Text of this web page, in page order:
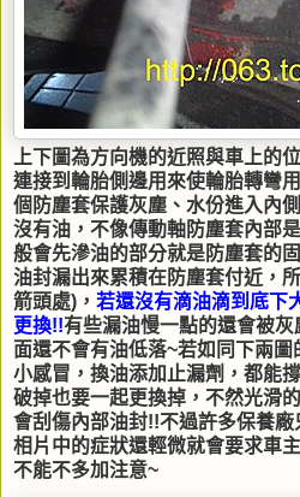
上下圖為方向機的近照與車上的
連接到輪胎側邊用來使輪胎轉彎
個防塵套保護灰塵、水份進入內
沒有油，不像傳動軸防塵套內部
般會先滲油的部分就是防塵套的
油封漏出來累積在防塵套付近，
箭頭處)， 若還沒有滴油滴到底下
更換!!有些漏油慢一點的還會被
面還不會有油低落~若如同下兩
小感冒，換油添加止漏劑，都能
破掉也要一起更換掉，不然光滑
會刮傷內部油封!!不過許多保養
相片中的症狀還輕微就會要求車
不能不多加注意~